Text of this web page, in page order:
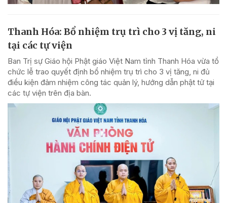
Thanh Hóa: Bổ nhiệm trụ trì cho 3 vị tăng, ni
tại các tự viện
Ban Trị sự Giáo hội Phật giáo Việt Nam tỉnh Thanh Hóa vừa tổ
chức lễ trao quyết định bổ nhiệm trụ trì cho 3 vị tăng, ni đủ
điều kiện đảm nhiệm công tác quản lý, hướng dẫn phật tử tại
các tự viện trên địa bàn.